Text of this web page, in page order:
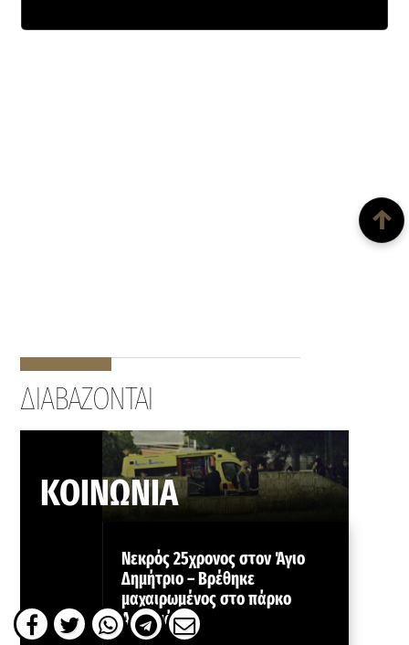
ΔΙΑΒΑΖΟΝΤΑΙ
ΚΟΙΝΩΝΙΑ
Νεκρός 25χρονος στον Άγιο
Δημήτριο – Βρέθηκε
μαχαιρωμένος στο πάρκο
Ασυρμάτου
↑